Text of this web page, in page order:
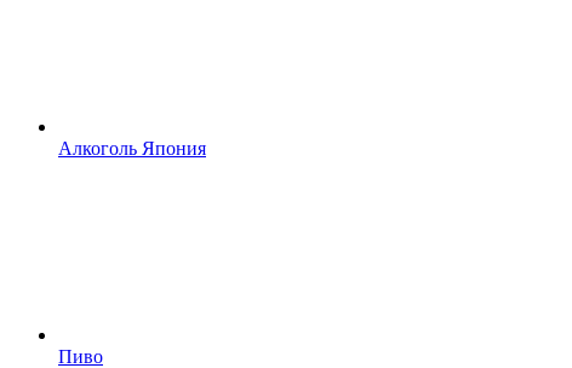
Алкоголь Япония
Пиво